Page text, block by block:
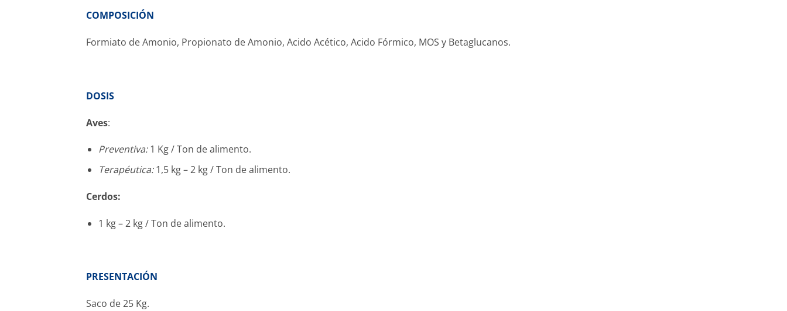
COMPOSICIÓN
Formiato de Amonio, Propionato de Amonio, Acido Acético, Acido Fórmico, MOS y Betaglucanos.
DOSIS
Aves:
Preventiva:1 Kg / Ton de alimento.
Terapéutica:1,5 kg – 2 kg / Ton de alimento.
Cerdos:
1 kg – 2 kg / Ton de alimento.
PRESENTACIÓN
Saco de 25 Kg.